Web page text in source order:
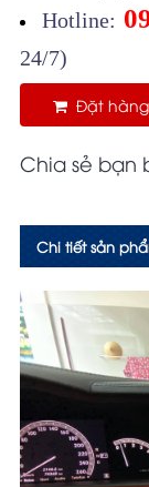
Hotline:
24/7)
Đặt hàng
Chia sẻ bạn
Chi tiết sản